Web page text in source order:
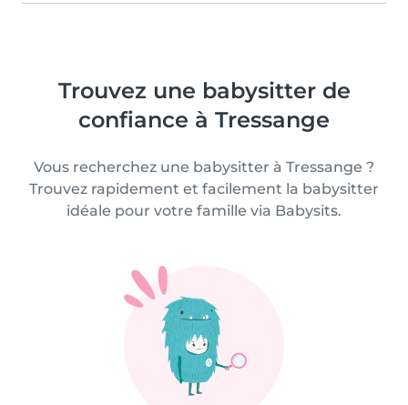
Trouvez une babysitter de
confiance à Tressange
Vous recherchez une babysitter à Tressange ?
Trouvez rapidement et facilement la babysitter
idéale pour votre famille via Babysits.